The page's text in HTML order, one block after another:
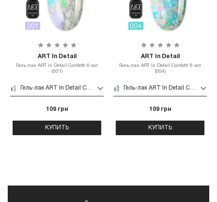
ART In Detail
Гель-лак ART In Detail Confetti 6 мл
(001)
Гель-лак ART In Detail Confetti 6 мл (001)
109 грн
КУПИТЬ
ART In Detail
Гель-лак ART In Detail Confetti 6 мл
(004)
Гель-лак ART In Detail Confetti 6 мл (004)
109 грн
КУПИТЬ